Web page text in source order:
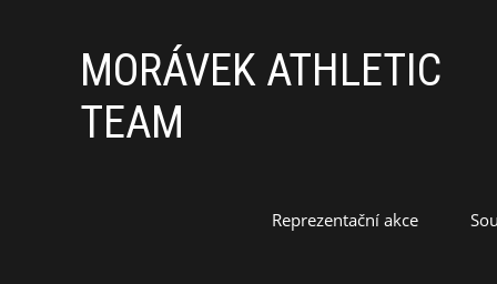
MORÁVEK ATHLETIC
TEAM
Reprezentační akce